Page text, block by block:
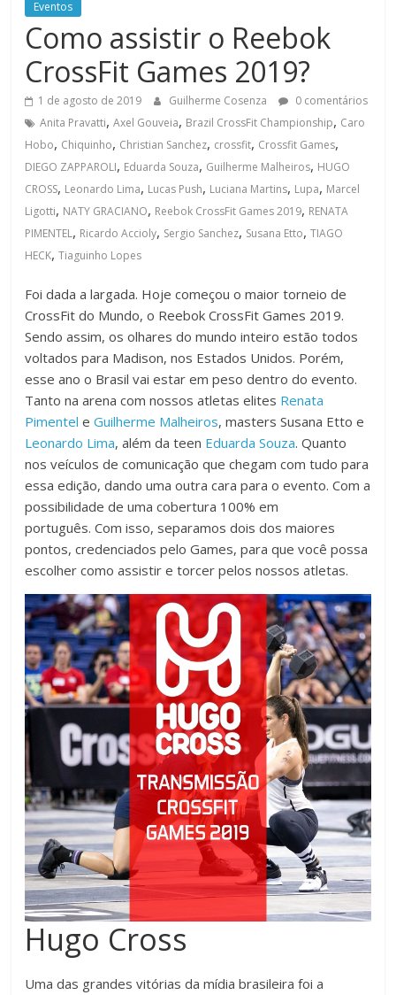
Eventos
Como assistir o Reebok
CrossFit Games 2019?
1 de agosto de 2019 Guilherme Cosenza
0 comentários
Anita Pravatti,Axel Gouveia, Brazil CrossFit Championship, Caro
Hobo, Chiquinho, Christian Sanchez, crossfit, Crossfit Games,
DIEGO ZAPPAROLI, Eduarda Souza, Guilherme Malheiros, HUGO
CROSS, Leonardo Lima, Lucas Push, Luciana Martins, Lupa, Marcel
Ligotti, NATY GRACIANO, Reebok CrossFit Games 2019, RENATA
PIMENTEL, Ricardo Accioly, Sergio Sanchez, Susana Etto,TIAGO
HECK,Tiaguinho Lopes
Foi dada a largada. Hoje começou o maior torneio de
CrossFit do Mundo, o Reebok CrossFit Games 2019.
Sendo assim, os olhares do mundo inteiro estão todos
voltados para Madison, nos Estados Unidos. Porém,
esse ano o Brasil vai estar em peso dentro do evento.
Tanto na arena com nossos atletas elites Renata
Pimentel eGuilherme Malheiros, masters Susana Etto e
Leonardo Lima, além da teen Eduarda Souza. Quanto
nos veículos de comunicação que chegam com tudo para
essa edição, dando uma outra cara para o evento. Com a
possibilidade de uma cobertura 100% em
português. Com isso, separamos dois dos maiores
pontos, credenciados pelo Games, para que você possa
escolher como assistir e torcer pelos nossos atletas.
Hugo Cross
Uma das grandes vitórias da mídia brasileira foi a